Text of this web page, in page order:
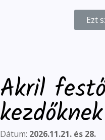
Ezt
Akril
kezdőknek
Dátum: 2026.11.21. és 28.